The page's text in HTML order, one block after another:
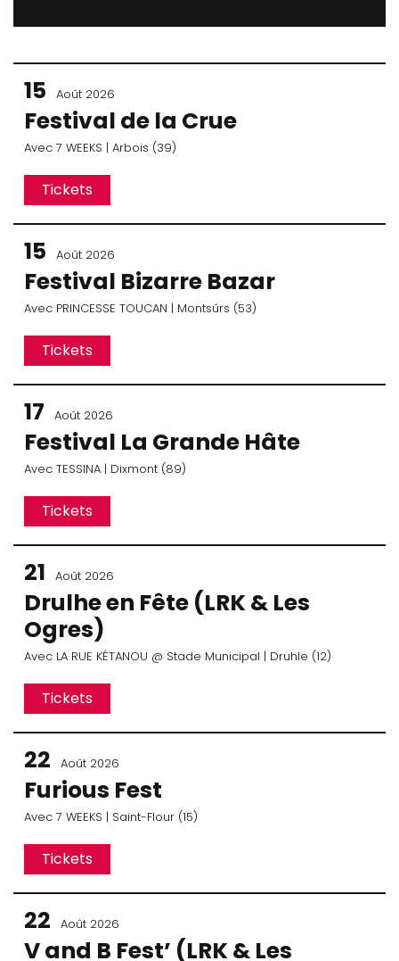
15 Août 2026
Festival de la Crue
Avec 7 WEEKS | Arbois (39)
Tickets
15 Août 2026
Festival Bizarre Bazar
Avec PRINCESSE TOUCAN | Montsûrs (53)
Tickets
17 Août 2026
Festival La Grande Hâte
Avec TESSINA | Dixmont (89)
Tickets
21 Août 2026
Drulhe en Fête (LRK & Les
Ogres)
Avec LA RUE KÉTANOU @ Stade Municipal | Druhle (12)
Tickets
22 Août 2026
Furious Fest
Avec 7 WEEKS | Saint-Flour (15)
Tickets
22 Août 2026
V and B Fest’ (LRK & Les